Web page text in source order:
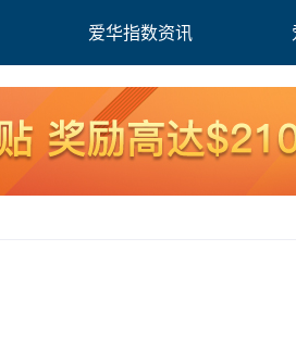
爱华指数资讯